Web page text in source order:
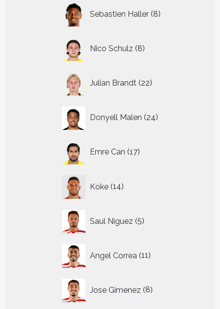
Sebastien Haller 8
producten
Nico Schulz 8
producten
Julian Brandt 22
producten
Donyell Malen 24
producten
Emre Can 17
producten
Koke 14
producten
Saul Niguez 5
producten
Angel Correa 11
producten
Jose Gimenez 8
producten